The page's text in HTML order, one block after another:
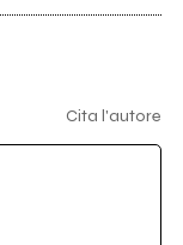
Cita l'autore